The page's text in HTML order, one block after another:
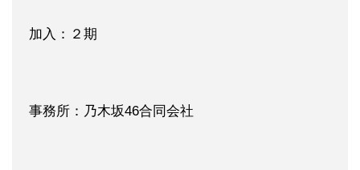
加入：２期
事務所：乃木坂46合同会社